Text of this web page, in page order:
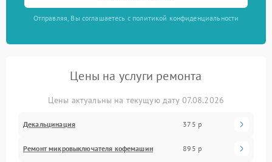
Отправляя, Вы соглашаетесь с политикой конфиденциальности
Цены на услуги ремонта
Цены актуальны на текущую дату 07.08.2026
Декальцинация 375 р
Ремонт микровыключателя кофемашин 895 р